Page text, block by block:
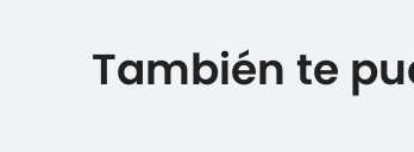
También te